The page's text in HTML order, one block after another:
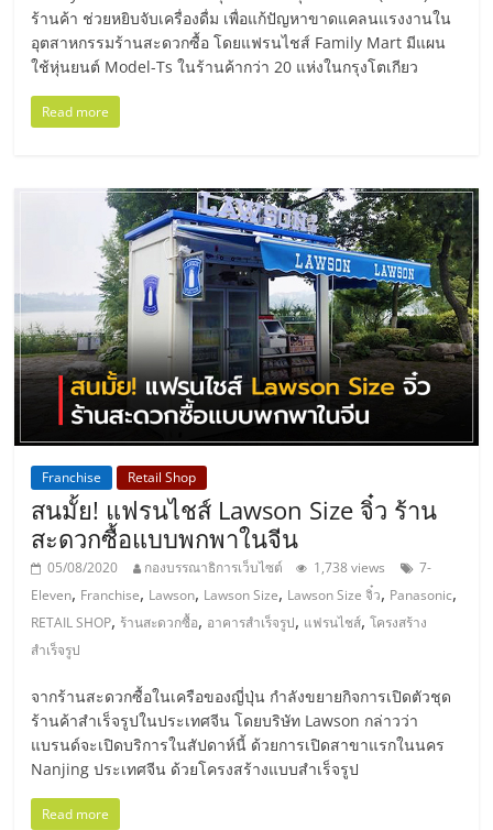
ศูนย์
รวม
ไชส์
พร้อม
ทำเล
สำหรับ
เปิด
ร้าน
ปรึกษา
ฟรี,
บริการ
ร้านค้า ช่วยหยิบจับเครื่องดื่ม เพื่อแก้ปัญหาขาดแคลนแรงงานใน
อุตสาหกรรมร้านสะดวกซื้อ โดยแฟรนไชส์ Family Mart มีแผน
ใช้หุ่นยนต์ Model-Ts ในร้านค้ากว่า 20 แห่งในกรุงโตเกียว
Read more
Franchise Retail Shop
สนมั้ย! แฟรนไชส์ Lawson Size จิ๋ว ร้าน
สะดวกซื้อแบบพกพาในจีน
05/08/2020 กองบรรณาธิการเว็บไซต์ 1,738 views
7-
Eleven, Franchise, Lawson, Lawson Size, Lawson Size จิ๋ว, Panasonic,
RETAIL SHOP, ร้านสะดวกซื้อ, อาคารสำเร็จรูป, แฟรนไชส์,โครงสร้าง
สำเร็จรูป
จากร้านสะดวกซื้อในเครือของญี่ปุ่น กำลังขยายกิจการเปิดตัวชุด
ร้านค้าสำเร็จรูปในประเทศจีน โดยบริษัท Lawson กล่าวว่า
แบรนด์จะเปิดบริการในสัปดาห์นี้ ด้วยการเปิดสาขาแรกในนคร
Nanjing ประเทศจีน ด้วยโครงสร้างแบบสำเร็จรูป
Read more